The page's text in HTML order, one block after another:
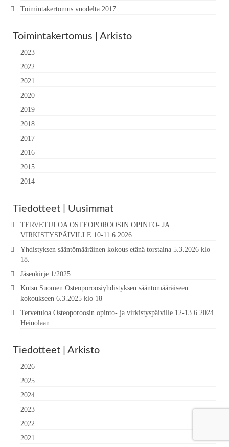
Toimintakertomus vuodelta 2017
Toimintakertomus | Arkisto
2023
2022
2021
2020
2019
2018
2017
2016
2015
2014
Tiedotteet | Uusimmat
TERVETULOA OSTEOPOROOSIN OPINTO- JA
VIRKISTYSPÄIVILLE 10-11.6.2026
Yhdistyksen sääntömääräinen kokous etänä torstaina 5.3.2026 klo
18.
Jäsenkirje 1/2025
Kutsu Suomen Osteoporoosiyhdistyksen sääntömääräiseen
kokoukseen 6.3.2025 klo 18
Tervetuloa Osteoporoosin opinto- ja virkistyspäiville 12-13.6.2024
Heinolaan
Tiedotteet | Arkisto
2026
2025
2024
2023
2022
2021